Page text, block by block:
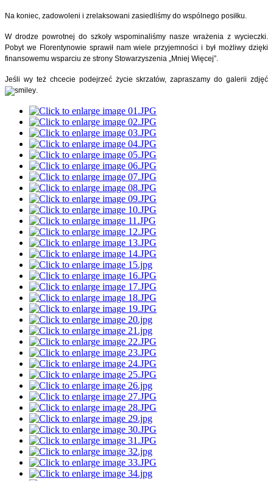
Na koniec, zadowoleni i zrelaksowani zasiedliśmy do wspólnego posiłku.
W drodze powrotnej do szkoły wspominaliśmy nasze wrażenia z wycieczki.
Pobyt we Florentynowie sprawił nam wiele przyjemności i był możliwy dzięki
finansowemu wsparciu ze strony Stowarzyszenia „Mniej Więcej”.
Jeśli wy też chcecie podejrzeć życie skrzatów, zapraszamy do galerii zdjęć